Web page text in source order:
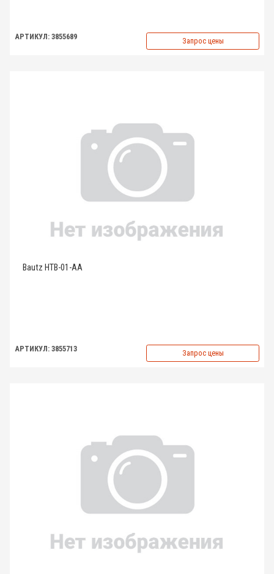
АРТИКУЛ: 3855689 Запрос цены
Bautz HTB-01-AA
АРТИКУЛ: 3855713 Запрос цены